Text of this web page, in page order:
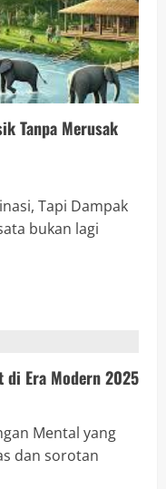
Tanpa Merusak
Tapi Dampak
bukan lagi
di Era Modern 2025
Mental yang
dan sorotan